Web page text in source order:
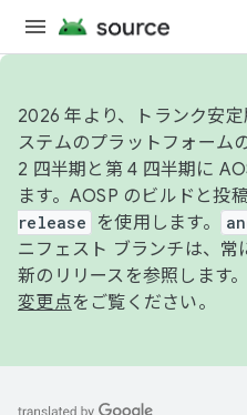
2026 年より、トランク安
ステムのプラットフォーム
2 四半期と第 4 四半期に
ます。AOSP のビルドと投稿
release
を使用します。
ニフェスト ブランチは、常
新のリリースを参照します
変更点をご覧ください。